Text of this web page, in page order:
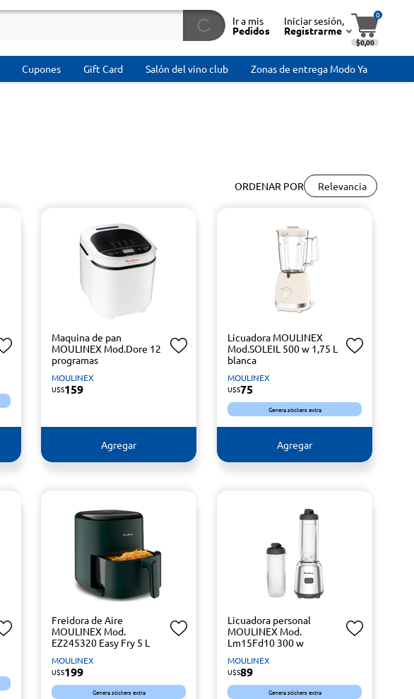
Ir a mis
Pedidos
Iniciar sesión,
Registrarme
0
$0,00
Cupones Gift Card Salón del vino club Zonas de entrega Modo Ya
ORDENAR POR Relevancia
Maquina de pan
MOULINEX Mod.Dore 12
programas
MOULINEX
U$S159
Agregar
Licuadora MOULINEX
Mod.SOLEIL 500 w 1,75 L
blanca
MOULINEX
U$S75
Genera stickers extra
Agregar
Freidora de Aire
MOULINEX Mod.
EZ245320 Easy Fry 5 L
MOULINEX
U$S199
Genera stickers extra
Licuadora personal
MOULINEX Mod.
Lm15Fd10 300 w
MOULINEX
U$S89
Genera stickers extra